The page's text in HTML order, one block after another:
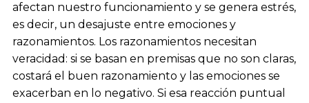
afectan nuestro funcionamiento y se genera estrés,
es decir, un desajuste entre emociones y
razonamientos. Los razonamientos necesitan
veracidad: si se basan en premisas que no son claras,
costará el buen razonamiento y las emociones se
exacerban en lo negativo. Si esa reacción puntual